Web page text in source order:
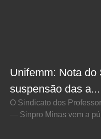
Unifemm: Nota do
suspensão das a...
O Sindicato dos
— Sinpro Minas vem a